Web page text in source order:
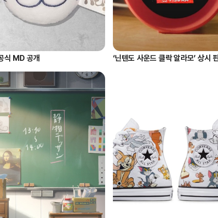
MD 공개 ‘닌텐도 사운드 클락 알라모’ 상시